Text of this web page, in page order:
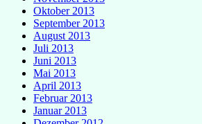
Oktober 2013
September 2013
August 2013
Juli 2013
Juni 2013
Mai 2013
April 2013
Februar 2013
Januar 2013